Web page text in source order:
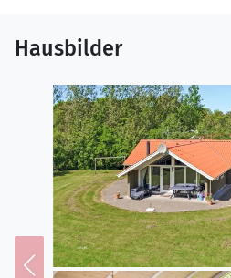
unterwegs. Die Bäche Søvig
an Jegum Ferieland, wo Sie
Hausbilder